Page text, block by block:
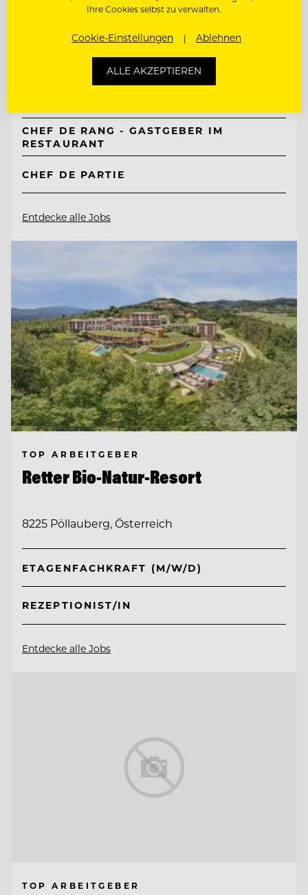
Mountain Resort Feuerberg
CHEF DE RANG - GASTGEBER IM
RESTAURANT
CHEF DE PARTIE
Entdecke alle Jobs
TOP ARBEITGEBER
Retter Bio-Natur-Resort
8225 Pöllauberg, Österreich
ETAGENFACHKRAFT (M/W/D)
REZEPTIONIST/IN
Entdecke alle Jobs
TOP ARBEITGEBER
Ihre Cookies selbst zu verwalten.
Cookie-Einstellungen Ablehnen
ALLE AKZEPTIEREN